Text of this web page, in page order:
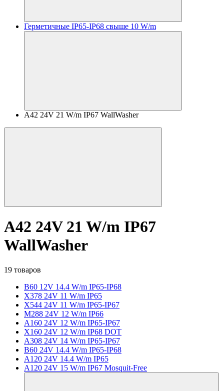
Герметичные IP65-IP68 свыше 10 W/m
A42 24V 21 W/m IP67 WallWasher
A42 24V 21 W/m IP67
WallWasher
19 товаров
B60 12V 14.4 W/m IP65-IP68
X378 24V 11 W/m IP65
X544 24V 11 W/m IP65-IP67
M288 24V 12 W/m IP66
A160 24V 12 W/m IP65-IP67
X160 24V 12 W/m IP68 DOT
A308 24V 14 W/m IP65-IP67
B60 24V 14.4 W/m IP65-IP68
A120 24V 14.4 W/m IP65
A120 24V 15 W/m IP67 Mosquit-Free